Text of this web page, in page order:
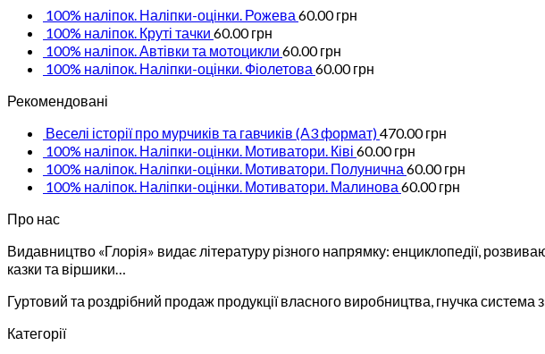
100% наліпок. Наліпки-оцінки. Рожева 60.00грн
100% наліпок. Круті тачки 60.00грн
100% наліпок. Автівки та мотоцикли 60.00грн
100% наліпок. Наліпки-оцінки. Фіолетова 60.00грн
Рекомендовані
Веселі історії про мурчиків та гавчиків (А3 формат)470.00грн
100% наліпок. Наліпки-оцінки. Мотиватори. Ківі 60.00грн
100% наліпок. Наліпки-оцінки. Мотиватори. Полунична 60.00грн
100% наліпок. Наліпки-оцінки. Мотиватори. Малинова 60.00грн
Про нас
Видавництво «Глорія» видає літературу різного напрямку: енциклопедії,
казки та віршики…
Гуртовий та роздрібний продаж продукції власного виробництва, гнучка система
Категорії